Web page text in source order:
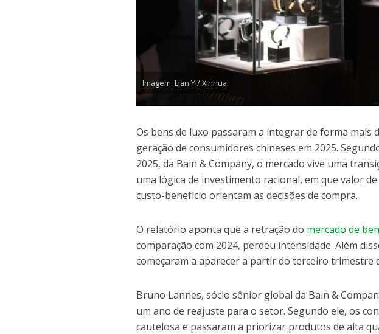
Imagem: Lian Yi/ Xinhua
Os bens de luxo passaram a integrar de forma mais
geração de consumidores chineses em 2025.
2025, da Bain & Company, o mercado vive uma
uma lógica de investimento racional, em que valor
custo-benefício orientam as decisões de compra.
O relatório aponta que a retração do mercado de
comparação com 2024, perdeu intensidade. Além
começaram a aparecer a partir do terceiro trimestre
Bruno Lannes, sócio sênior global da Bain &
um ano de reajuste para o setor. Segundo ele, os
cautelosa e passaram a priorizar produtos de alta